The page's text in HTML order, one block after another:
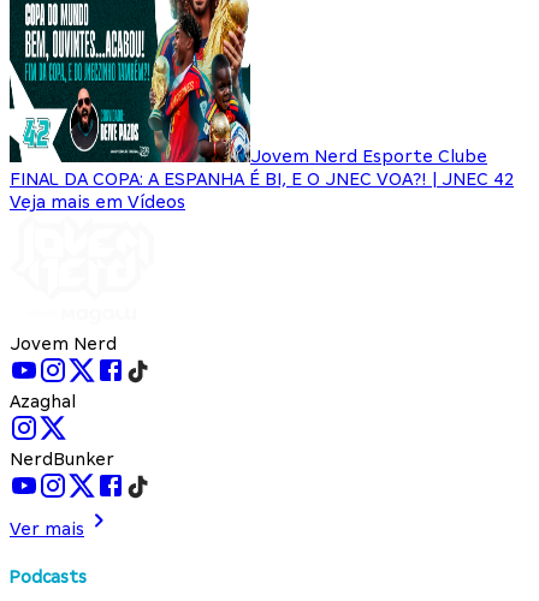
Jovem Nerd Esporte Clube
FINAL DA COPA: A ESPANHA É BI, E O JNEC VOA?! | JNEC 42
Veja mais em Vídeos
Jovem Nerd
Azaghal
NerdBunker
Ver mais
Podcasts